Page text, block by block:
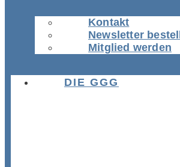
Kontakt
Newsletter
Mitglied werden
DIE GGG